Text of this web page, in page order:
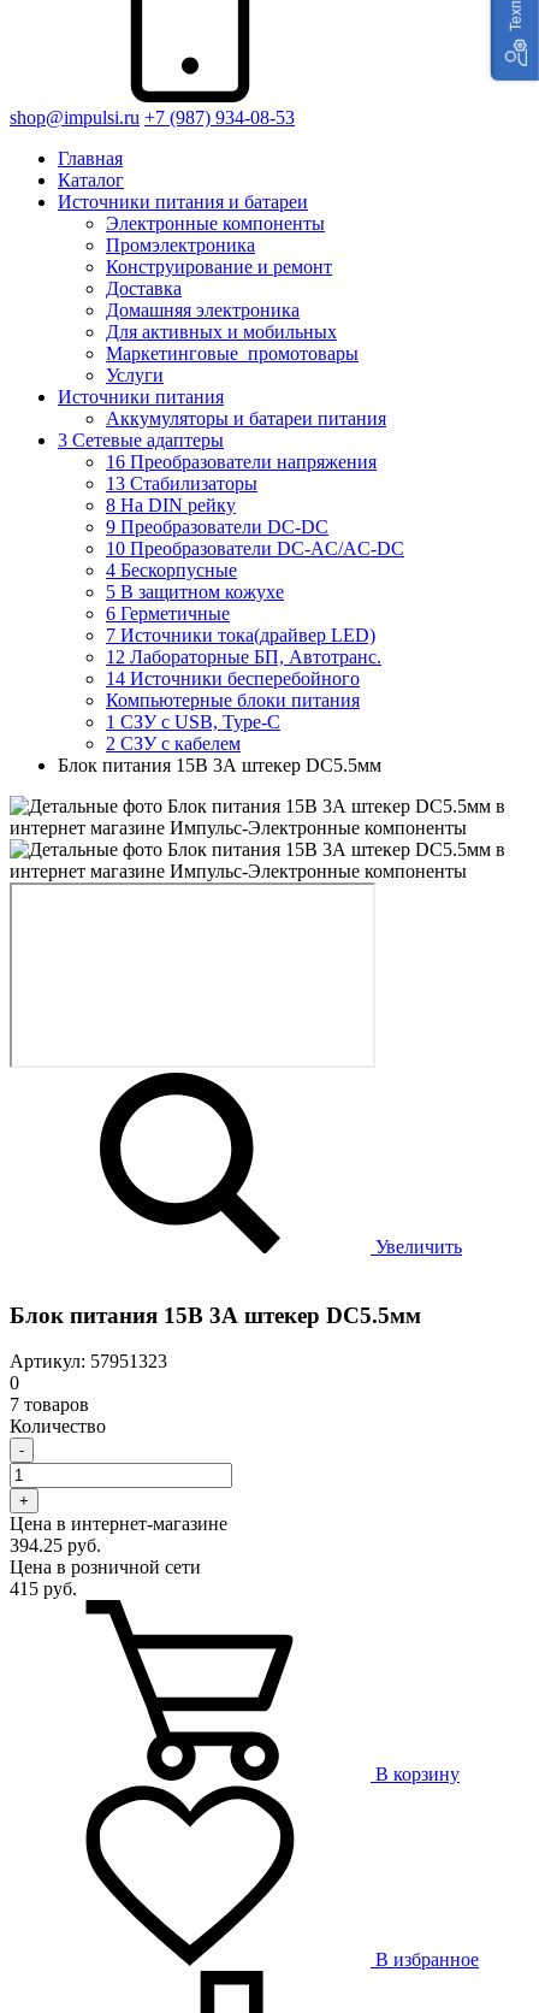
shop@impulsi.ru +7 (987) 934-08-53
Главная
Каталог
Источники питания и батареи
Электронные компоненты
Промэлектроника
Конструирование и ремонт
Доставка
Домашняя электроника
Для активных и мобильных
Маркетинговые_промотовары
Услуги
Источники питания
Аккумуляторы и батареи питания
3 Сетевые адаптеры
16 Преобразователи напряжения
13 Стабилизаторы
8 На DIN рейку
9 Преобразователи DC-DC
10 Преобразователи DC-AC/AC-DC
4 Бескорпусные
5 В защитном кожухе
6 Герметичные
7 Источники тока(драйвер LED)
12 Лабораторные БП, Автотранс.
14 Источники бесперебойного
Компьютерные блоки питания
1 СЗУ с USB, Type-C
2 СЗУ с кабелем
Блок питания 15В 3А штекер DC5.5мм
Увеличить
Блок питания 15В 3А штекер DC5.5мм
Артикул: 57951323
0
7 товаров
Количество
-
+
Цена в интернет-магазине
394.25 руб.
Цена в розничной сети
415 руб.
В корзину
В избранное